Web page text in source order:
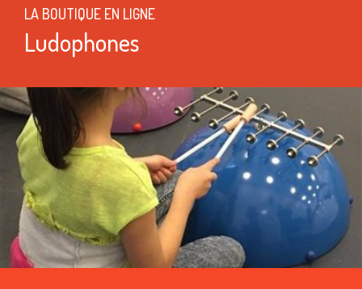
LA BOUTIQUE EN LIGNE
Ludophones